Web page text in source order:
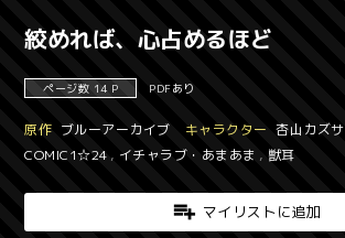
絞めれば、心占めるほど
ページ数 14 P PDFあり
原作 ブルーアーカイブ キャラクター 杏山カズサ
COMIC1☆24 , イチャラブ・あまあま , 獣耳
マイリストに追加